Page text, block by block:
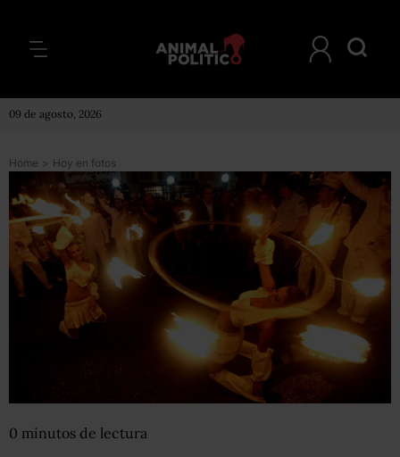
09 de agosto, 2026
Home > Hoy en fotos
0 minutos de lectura